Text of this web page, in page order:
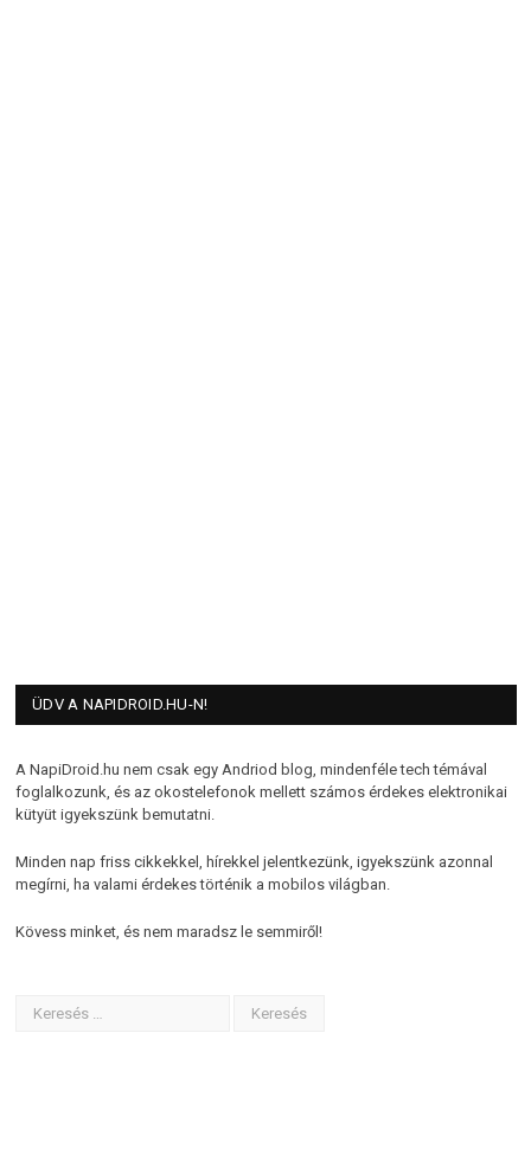
ÜDV A NAPIDROID.HU-N!
A NapiDroid.hu nem csak egy Andriod blog, mindenféle tech témával
foglalkozunk, és az okostelefonok mellett számos érdekes elektronikai
kütyüt igyekszünk bemutatni.
Minden nap friss cikkekkel, hírekkel jelentkezünk, igyekszünk azonnal
megírni, ha valami érdekes történik a mobilos világban.
Kövess minket, és nem maradsz le semmiről!